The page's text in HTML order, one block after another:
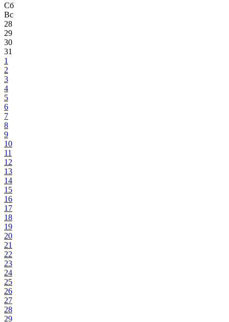
Сб
Вс
28
29
30
31
1
2
3
4
5
6
7
8
9
10
11
12
13
14
15
16
17
18
19
20
21
22
23
24
25
26
27
28
29